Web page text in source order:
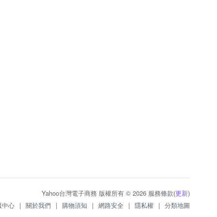
Yahoo台灣電子商務 版權所有 © 2026 服務條款(更新)
中心 | 關於我們 | 購物須知 | 網路安全 | 隱私權 | 分類地圖